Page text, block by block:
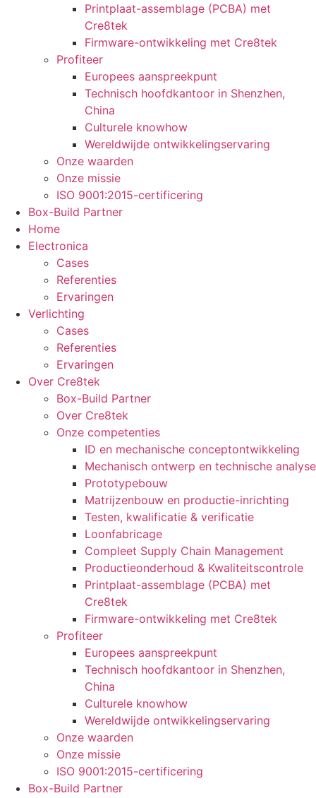
Printplaat-assemblage (PCBA) met
Cre8tek
Firmware-ontwikkeling met Cre8tek
Profiteer
Europees aanspreekpunt
Technisch hoofdkantoor in Shenzhen,
China
Culturele knowhow
Wereldwijde ontwikkelingservaring
Onze waarden
Onze missie
ISO 9001:2015-certificering
Box-Build Partner
Home
Electronica
Cases
Referenties
Ervaringen
Verlichting
Cases
Referenties
Ervaringen
Over Cre8tek
Box-Build Partner
Over Cre8tek
Onze competenties
ID en mechanische conceptontwikkeling
Mechanisch ontwerp en technische analyse
Prototypebouw
Matrijzenbouw en productie-inrichting
Testen, kwalificatie & verificatie
Loonfabricage
Compleet Supply Chain Management
Productieonderhoud & Kwaliteitscontrole
Printplaat-assemblage (PCBA) met
Cre8tek
Firmware-ontwikkeling met Cre8tek
Profiteer
Europees aanspreekpunt
Technisch hoofdkantoor in Shenzhen,
China
Culturele knowhow
Wereldwijde ontwikkelingservaring
Onze waarden
Onze missie
ISO 9001:2015-certificering
Box-Build Partner